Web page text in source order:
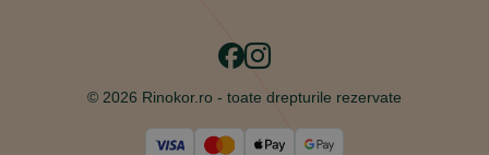
Facebook
Instagram
© 2026 Rinokor.ro - toate drepturile rezervate